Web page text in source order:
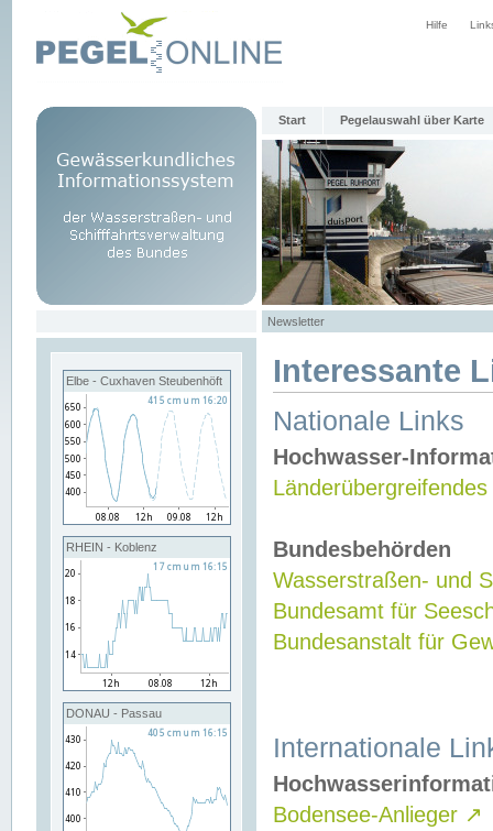
Hilfe
Start Pegelauswahl über Karte
Newsletter
Elbe - Cuxhaven Steubenhöft
RHEIN - Koblenz
DONAU - Passau
Interessante
Nationale Links
Hochwasser-
Bundesbehörden
Wasserstraßen- und
Bundesamt für
Bundesanstalt für
Internationale
Bodensee-Anlieger ↗